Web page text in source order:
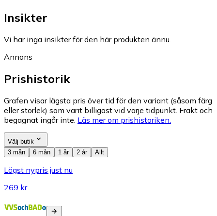
Insikter
Vi har inga insikter för den här produkten ännu.
Annons
Prishistorik
Grafen visar lägsta pris över tid för den variant (såsom färg
eller storlek) som varit billigast vid varje tidpunkt. Frakt och
begagnat ingår inte. Läs mer om prishistoriken.
Välj butik
3 mån
6 mån 1 år 2 år Allt
Lägst nypris just nu
269 kr